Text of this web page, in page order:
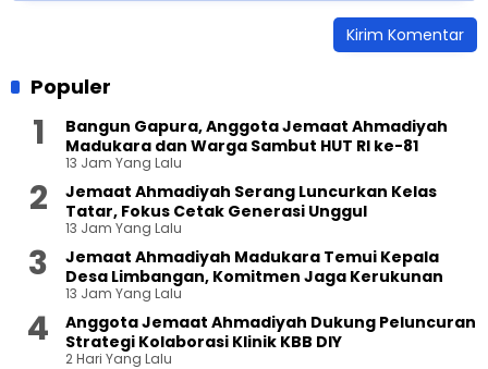
Populer
Bangun Gapura, Anggota Jemaat Ahmadiyah
Madukara dan Warga Sambut HUT RI ke-81
13 Jam Yang Lalu
Jemaat Ahmadiyah Serang Luncurkan Kelas
Tatar, Fokus Cetak Generasi Unggul
13 Jam Yang Lalu
Jemaat Ahmadiyah Madukara Temui Kepala
Desa Limbangan, Komitmen Jaga Kerukunan
13 Jam Yang Lalu
Anggota Jemaat Ahmadiyah Dukung Peluncuran
Strategi Kolaborasi Klinik KBB DIY
2 Hari Yang Lalu